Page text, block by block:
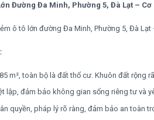
Đường Đa Minh, Phường 5, Đà Lạt –
ô tô lớn đường Đa Minh, Phường 5, Đà
:
m², toàn bộ là đất thổ cư. Khuôn đất rộng
lập, đảm bảo không gian sống riêng tư và
quyền, pháp lý rõ ràng, đảm bảo an toàn